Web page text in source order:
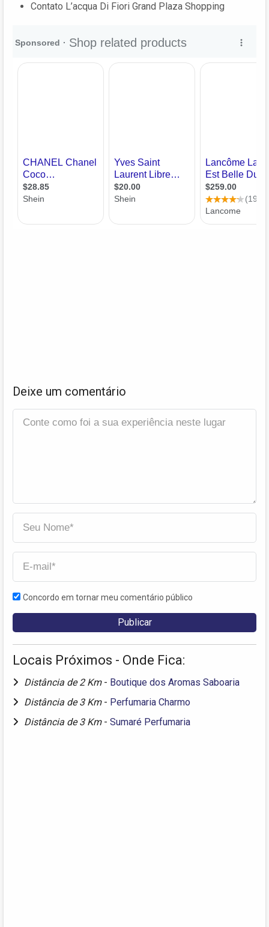
Contato L’acqua Di Fiori Grand Plaza Shopping
Deixe um comentário
Concordo em tornar meu comentário público
Locais Próximos - Onde Fica:
Distância de 2 Km - Boutique dos Aromas Saboaria
Distância de 3 Km - Perfumaria Charmo
Distância de 3 Km - Sumaré Perfumaria